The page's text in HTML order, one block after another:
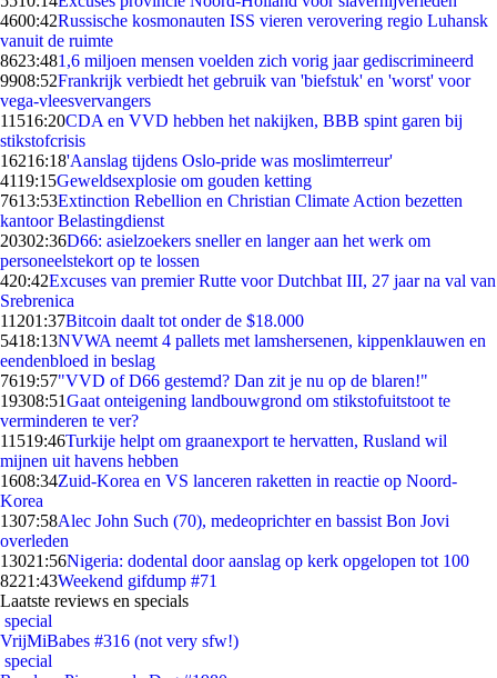
4600:42Russische kosmonauten ISS vieren verovering regio Luhansk
vanuit de ruimte
8623:481,6 miljoen mensen voelden zich vorig jaar gediscrimineerd
9908:52Frankrijk verbiedt het gebruik van 'biefstuk' en 'worst' voor
vega-vleesvervangers
11516:20CDA en VVD hebben het nakijken, BBB spint garen bij
stikstofcrisis
16216:18'Aanslag tijdens Oslo-pride was moslimterreur'
4119:15Geweldsexplosie om gouden ketting
7613:53Extinction Rebellion en Christian Climate Action bezetten
kantoor Belastingdienst
20302:36D66: asielzoekers sneller en langer aan het werk om
personeelstekort op te lossen
420:42Excuses van premier Rutte voor Dutchbat III, 27 jaar na val van
Srebrenica
11201:37Bitcoin daalt tot onder de $18.000
5418:13NVWA neemt 4 pallets met lamshersenen, kippenklauwen en
eendenbloed in beslag
7619:57"VVD of D66 gestemd? Dan zit je nu op de blaren!"
19308:51Gaat onteigening landbouwgrond om stikstofuitstoot te
verminderen te ver?
11519:46Turkije helpt om graanexport te hervatten, Rusland wil
mijnen uit havens hebben
1608:34Zuid-Korea en VS lanceren raketten in reactie op Noord-
Korea
1307:58Alec John Such (70), medeoprichter en bassist Bon Jovi
overleden
13021:56Nigeria: dodental door aanslag op kerk opgelopen tot 100
8221:43Weekend gifdump #71
Laatste reviews en specials
special
VrijMiBabes #316 (not very sfw!)
special